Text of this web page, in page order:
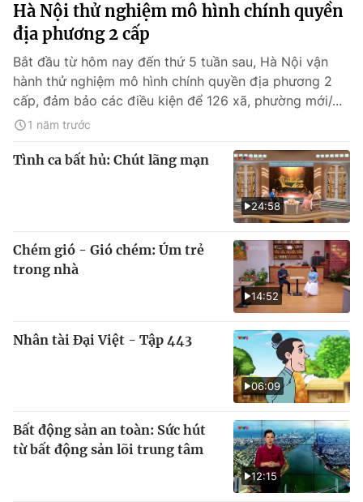
Hà Nội thử nghiệm mô hình chính quyền
địa phương 2 cấp
Bắt đầu từ hôm nay đến thứ 5 tuần sau, Hà Nội vận
hành thử nghiệm mô hình chính quyền địa phương 2
cấp, đảm bảo các điều kiện để 126 xã, phường mới/...
1 năm trước
24:58
Tình ca bất hủ: Chút lãng mạn
14:52
Chém gió - Gió chém: Úm trẻ
trong nhà
06:09
Nhân tài Đại Việt - Tập 443
12:15
Bất động sản an toàn: Sức hút
từ bất động sản lõi trung tâm